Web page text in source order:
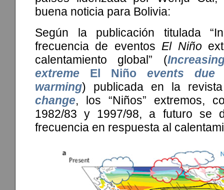
buena noticia para Bolivia:
Según la publicación titulada
frecuencia de eventos El Niño
calentamiento global” (
extreme El Niño events due
warming) publicada en la
change, los “Niños” extremos,
1982/83 y 1997/98, a futuro se
frecuencia en respuesta al